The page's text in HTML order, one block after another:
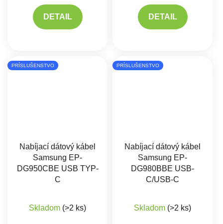
DETAIL DETAIL
PRÍSLUŠENSTVO
Nabíjací dátový kábel
Samsung EP-
DG950CBE USB TYP-
C
Skladom (>2 ks)
PRÍSLUŠENSTVO
Nabíjací dátový kábel
Samsung EP-
DG980BBE USB-
C/USB-C
Skladom (>2 ks)